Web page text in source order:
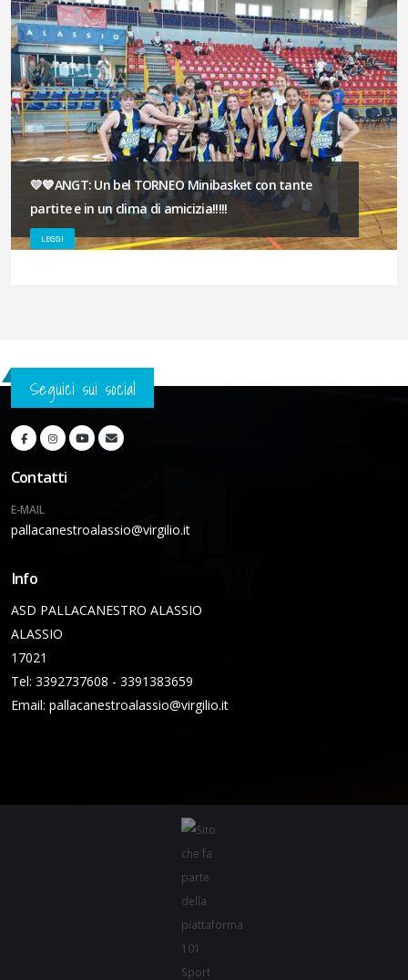
💛💙ANGT: Un bel TORNEO Minibasket con tante
partite e in un clima di amicizia!!!!!
LEGGI
Seguici sui social
Contatti
E-MAIL
pallacanestroalassio@virgilio.it
Info
ASD PALLACANESTRO ALASSIO
ALASSIO
17021
Tel: 3392737608 - 3391383659
Email: pallacanestroalassio@virgilio.it